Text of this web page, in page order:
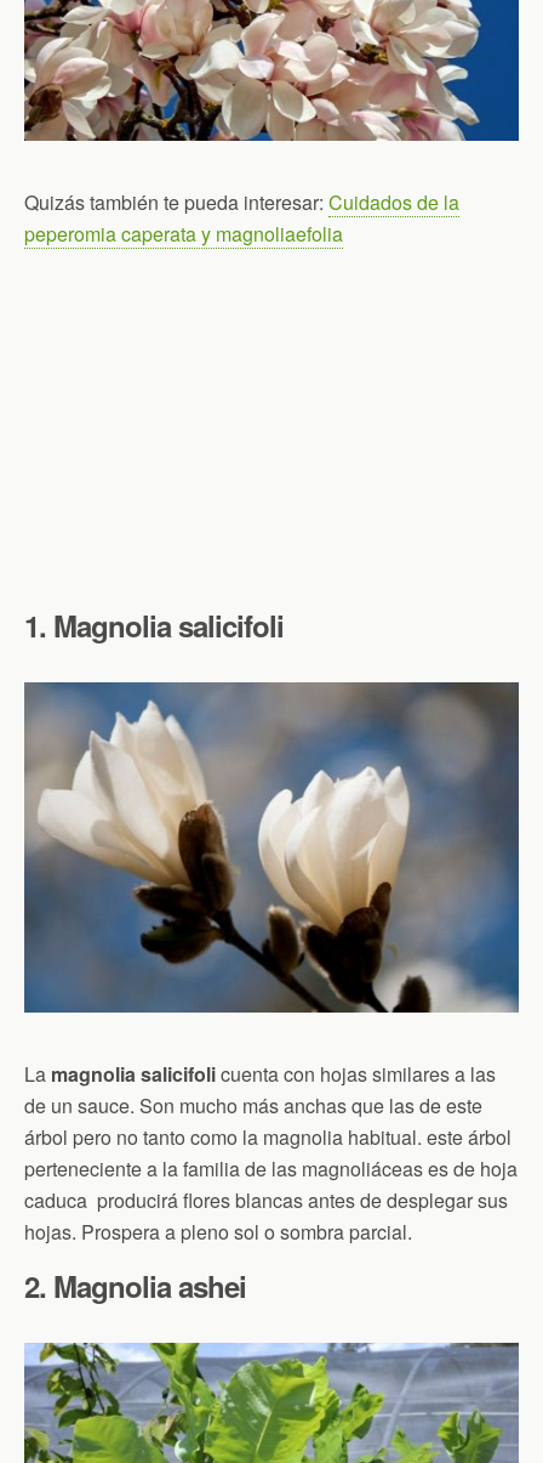
Quizás también te pueda interesar: Cuidados de la
peperomia caperata y magnoliaefolia
1. Magnolia salicifoli
La magnolia salicifolicuenta con hojas similares a las
de un sauce. Son mucho más anchas que las de este
árbol pero no tanto como la magnolia habitual. este árbol
perteneciente a la familia de las magnoliáceas es de hoja
caduca producirá flores blancas antes de desplegar sus
hojas. Prospera a pleno sol o sombra parcial.
2. Magnolia ashei